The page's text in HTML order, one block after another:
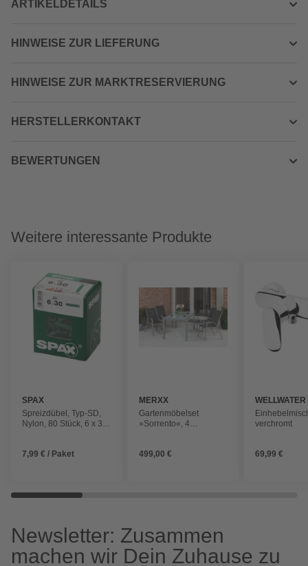
ARTIKELDETAILS
HINWEISE ZUR LIEFERUNG
HINWEISE ZUR MARKTRESERVIERUNG
HERSTELLERKONTAKT
BEWERTUNGEN
Weitere interessante Produkte
SPAX
Spreizdübel, Typ-SD,
Nylon, 80 Stück, 6 x 30
7,99 € / Paket
MERXX
Gartenmöbelset
»Sorrento«, 4
499,00 €
WELLWATER
verchromt
69,99 €
Newsletter: Zusammen
machen wir Dein Zuhause zu